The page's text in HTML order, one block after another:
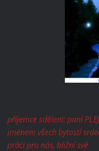
příjemce sdělení: paní
jménem všech bytostí
práci pro nás, bližní své